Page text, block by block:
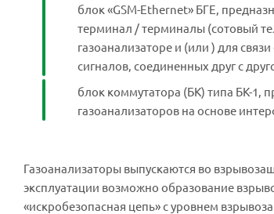
блок «GSM-Ethernet» БГЕ,
терминал / терминалы (сотовый
газоанализаторе и (или ) для
сигналов, соединенных друг с
блок коммутатора (БК) типа БК-1,
газоанализаторов на основе
Газоанализаторы выпускаются во
эксплуатации возможно образование
«искробезопасная цепь» с уровнем